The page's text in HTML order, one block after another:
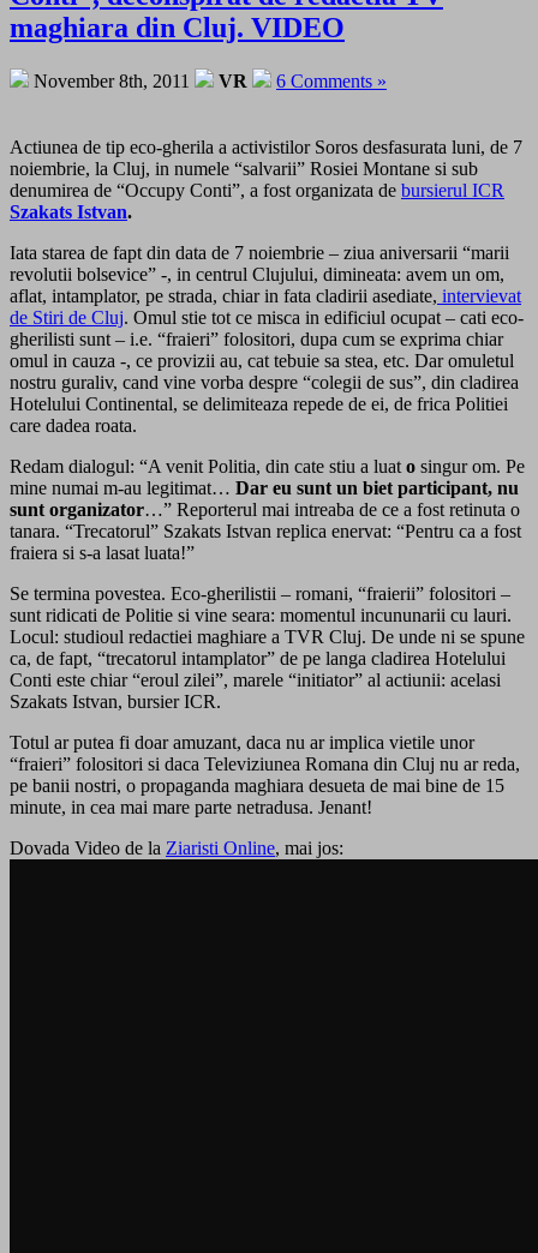
maghiara din Cluj. VIDEO
November 8th, 2011 VR 6 Comments »
Actiunea de tip eco-gherila a activistilor Soros desfasurata luni, de 7
noiembrie, la Cluj, in numele “salvarii” Rosiei Montane si sub
denumirea de “Occupy Conti”, a fost organizata de bursierul ICR
Szakats Istvan.
Iata starea de fapt din data de 7 noiembrie – ziua aniversarii “marii
revolutii bolsevice” -, in centrul Clujului, dimineata: avem un om,
aflat, intamplator, pe strada, chiar in fata cladirii asediate, intervievat
de Stiri de Cluj. Omul stie tot ce misca in edificiul ocupat – cati eco-
gherilisti sunt – i.e. “fraieri” folositori, dupa cum se exprima chiar
omul in cauza -, ce provizii au, cat tebuie sa stea, etc. Dar omuletul
nostru guraliv, cand vine vorba despre “colegii de sus”, din cladirea
Hotelului Continental, se delimiteaza repede de ei, de frica Politiei
care dadea roata.
Redam dialogul: “A venit Politia, din cate stiu a luat o singur om. Pe
mine numai m-au legitimat… Dar eu sunt un biet participant, nu
sunt organizator…” Reporterul mai intreaba de ce a fost retinuta o
tanara. “Trecatorul” Szakats Istvan replica enervat: “Pentru ca a fost
fraiera si s-a lasat luata!”
Se termina povestea. Eco-gherilistii – romani, “fraierii” folositori –
sunt ridicati de Politie si vine seara: momentul incununarii cu lauri.
Locul: studioul redactiei maghiare a TVR Cluj. De unde ni se spune
ca, de fapt, “trecatorul intamplator” de pe langa cladirea Hotelului
Conti este chiar “eroul zilei”, marele “initiator” al actiunii: acelasi
Szakats Istvan, bursier ICR.
Totul ar putea fi doar amuzant, daca nu ar implica vietile unor
“fraieri” folositori si daca Televiziunea Romana din Cluj nu ar reda,
pe banii nostri, o propaganda maghiara desueta de mai bine de 15
minute, in cea mai mare parte netradusa. Jenant!
Dovada Video de la Ziaristi Online, mai jos: